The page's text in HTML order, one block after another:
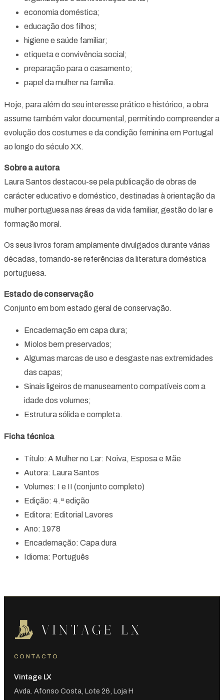
economia doméstica;
educação dos filhos;
higiene e saúde familiar;
etiqueta e convivência social;
preparação para o casamento;
papel da mulher na família.
Hoje, para além do seu interesse prático e histórico, a obra
assume também valor documental, permitindo compreender a
evolução dos costumes e da condição feminina em Portugal
ao longo do século XX.
Sobre a autora
Laura Santos destacou-se pela publicação de obras de
carácter educativo e doméstico, destinadas à orientação da
mulher portuguesa nas áreas da vida familiar, gestão do lar e
formação moral.
Os seus livros foram amplamente divulgados durante várias
décadas, tornando-se referências da literatura doméstica
portuguesa.
Estado de conservação
Conjunto em bom estado geral de conservação.
Encadernação em capa dura;
Miolos bem preservados;
Algumas marcas de uso e desgaste nas extremidades
das capas;
Sinais ligeiros de manuseamento compatíveis com a
idade dos volumes;
Estrutura sólida e completa.
Ficha técnica
Título: A Mulher no Lar: Noiva, Esposa e Mãe
Autora: Laura Santos
Volumes: I e II (conjunto completo)
Edição: 4.ª edição
Editora: Editorial Lavores
Ano: 1978
Encadernação: Capa dura
Idioma: Português
CONTACTO
Vintage LX
Avda. Afonso Costa, Lote 26, Loja H